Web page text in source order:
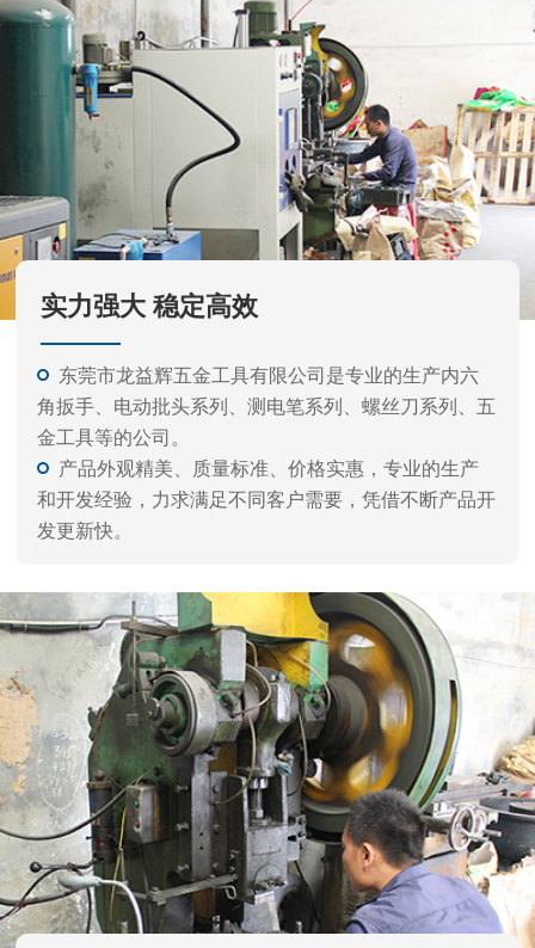
实力强大 稳定高效
东莞市龙益辉五金工具有限公司是专业的生产内六
角扳手、电动批头系列、测电笔系列、螺丝刀系列、五
金工具等的公司。
产品外观精美、质量标准、价格实惠，专业的生产
和开发经验，力求满足不同客户需要，凭借不断产品开
品质保障 闪电交付
自动化生产，严谨工艺、一体成型，每件产品都经
过精雕细磨，千锤百炼，诸多客户一致好评。
拥有自动化设备，多年经验的技术人员，以及多重
精细化工艺，层层质检流程，确保高品质出货。